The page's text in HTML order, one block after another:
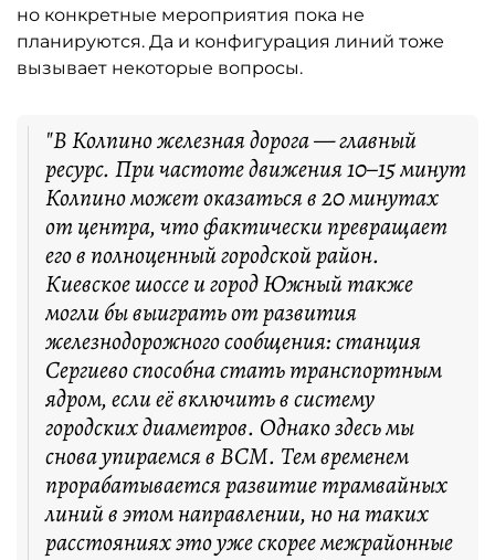
но конкретные мероприятия пока не
планируются. Да и конфигурация линий тоже
вызывает некоторые вопросы.
"В Колпино железная дорога — главный
ресурс. При частоте движения 10–15 минут
Колпино может оказаться в 20 минутах
от центра, что фактически превращает
его в полноценный городской район.
Киевское шоссе и город Южный также
могли бы выиграть от развития
железнодорожного сообщения: станция
Сергиево способна стать транспортным
ядром, если её включить в систему
городских диаметров. Однако здесь мы
снова упираемся в ВСМ. Тем временем
прорабатывается развитие трамвайных
линий в этом направлении, но на таких
расстояниях это уже скорее межрайонные